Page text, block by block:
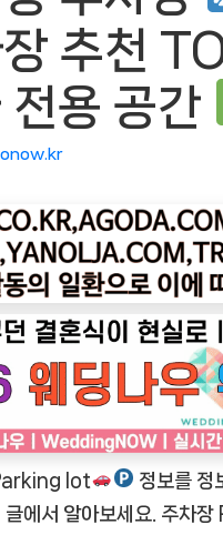
추천
전용 공간
lot
정보를 정
글에서 알아보세요. 주차